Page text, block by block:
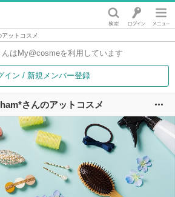
ットコスメ
は My@cosmeを利用しています
イン / 新規メンバー登録
さんのアットコスメ